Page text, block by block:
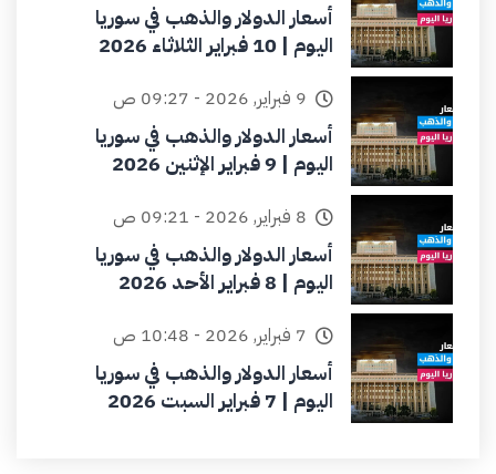
أسعار الدولار والذهب في سوريا
اليوم | 10 فبراير الثلاثاء 2026
9 فبراير, 2026 - 09:27 ص
أسعار الدولار والذهب في سوريا
اليوم | 9 فبراير الإثنين 2026
8 فبراير, 2026 - 09:21 ص
أسعار الدولار والذهب في سوريا
اليوم | 8 فبراير الأحد 2026
7 فبراير, 2026 - 10:48 ص
أسعار الدولار والذهب في سوريا
اليوم | 7 فبراير السبت 2026